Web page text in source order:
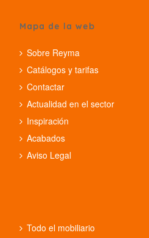
Mapa de la web
Sobre Reyma
Catálogos y tarifas
Contactar
Actualidad en el sector
Inspiración
Acabados
Aviso Legal
Todo el mobiliario